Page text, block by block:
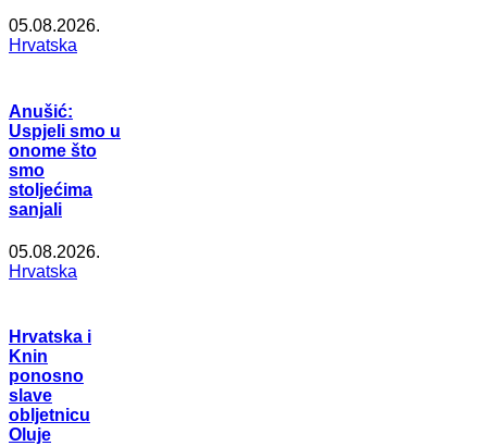
05.08.2026.
Hrvatska
Anušić:
Uspjeli smo u
onome što
smo
stoljećima
sanjali
05.08.2026.
Hrvatska
Hrvatska i
Knin
ponosno
slave
obljetnicu
Oluje